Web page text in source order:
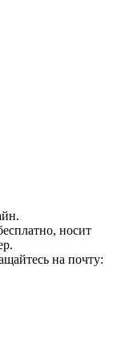
носит
на почту: